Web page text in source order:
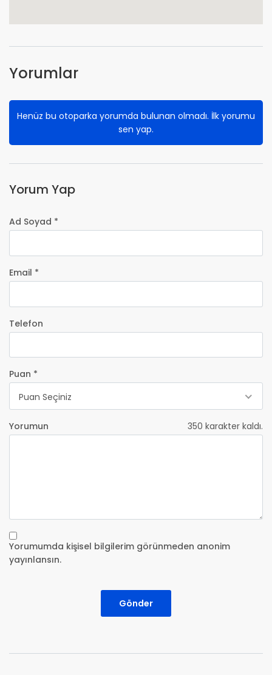
Yorumlar
Henüz bu otoparka yorumda bulunan olmadı. İlk yorumu
sen yap.
Yorum Yap
Ad Soyad *
Email *
Telefon
Puan *
Puan Seçiniz
Yorumun 350 karakter kaldı.
Yorumumda kişisel bilgilerim görünmeden anonim
yayınlansın.
Gönder